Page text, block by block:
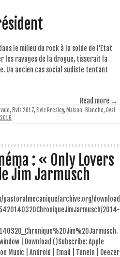
le milieu du rock à la solde de l’Etat
les ravages de la drogue, tisserait la
Un ancien cas social sudiste tentant
Read more →
, Elvis 2017, Elvis Presley, Maison-Blanche, Oval
: « Only Lovers
Jim Jarmusch
pastoralmecanique/archive.org/download
2014-
| Download ()Subscribe: Apple
Music | Android | Email | TuneIn | Deezer